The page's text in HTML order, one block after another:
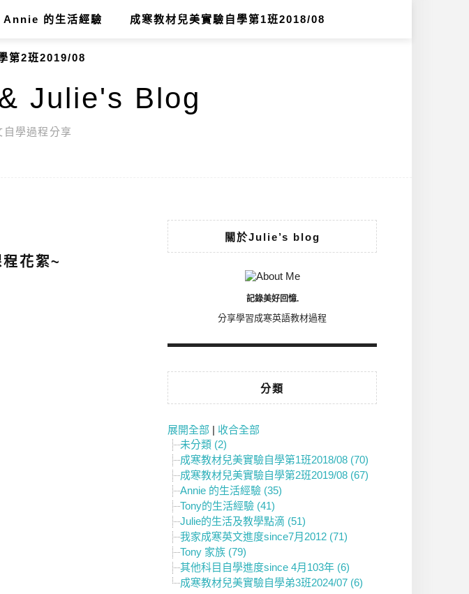
Annie 的生活經驗 成寒教材兒美實驗自學第1班2018/08
第2班2019/08
Julie's Blog
學過程分享
花絮~
關於Julie’s blog
記錄美好回憶.
分享學習成寒英語教材過程
分類
展開全部 | 收合全部
未分類 (2)
成寒教材兒美實驗自學第1班2018/08 (70)
成寒教材兒美實驗自學第2班2019/08 (67)
Annie 的生活經驗 (35)
Tony的生活經驗 (41)
Julie的生活及教學點滴 (51)
我家成寒英文進度since7月2012 (71)
Tony 家族 (79)
其他科目自學進度since 4月103年 (6)
成寒教材兒美實驗自學弟3班2024/07 (6)